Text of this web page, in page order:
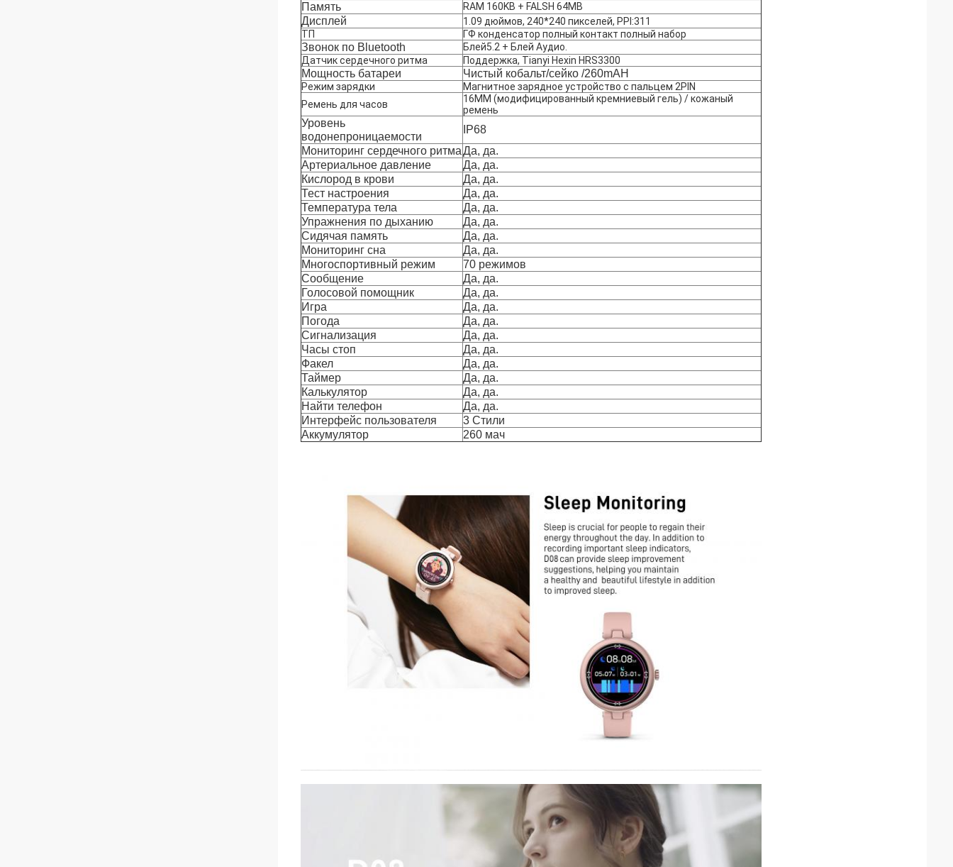
Память RAM 160KB + FALSH 64MB
Дисплей
1.09 дюймов, 240*240 пикселей, PPI:311
ТП
ГФ конденсатор полный контакт полный набор
Звонок по Bluetooth
Блей5.2 + Блей Аудио.
Датчик сердечного ритма
Поддержка, Tianyi Hexin HRS3300
Мощность батареи Чистый кобальт/сейко /260mAH
Режим зарядки
Магнитное зарядное устройство с пальцем 2PIN
Ремень для часов
16MM (модифицированный кремниевый гель) / кожаный
ремень
Уровень
водонепроницаемости
IP68
Мониторинг сердечного ритмаДа, да.
Артериальное давление
Да, да.
Кислород в крови
Да, да.
Тест настроения
Да, да.
Температура тела
Да, да.
Упражнения по дыханию
Да, да.
Сидячая память
Да, да.
Мониторинг сна
Да, да.
Многоспортивный режим
70 режимов
Сообщение
Да, да.
Голосовой помощник
Да, да.
Игра
Да, да.
Погода
Да, да.
Сигнализация
Да, да.
Часы стоп
Да, да.
Факел
Да, да.
Таймер
Да, да.
Калькулятор
Да, да.
Найти телефон
Да, да.
Интерфейс пользователя
3 Стили
Аккумулятор
260 мач